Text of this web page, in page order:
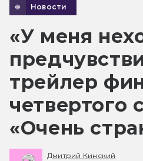
Новости
«У меня
трейлер
четвертого
«Очень
Дмитрий Кинский